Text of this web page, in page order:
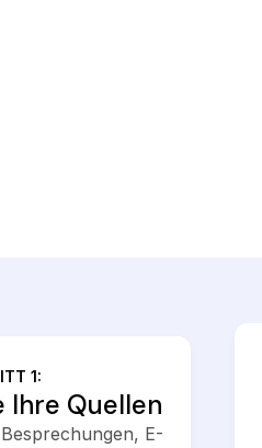
1:
Ihre Quellen
E-